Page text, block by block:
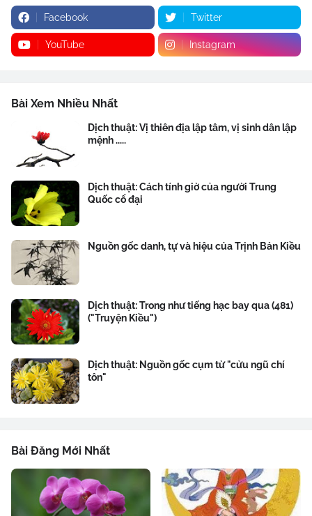
Facebook Twitter
YouTube Instagram
Bài Xem Nhiều Nhất
Dịch thuật: Vị thiên địa lập tâm, vị sinh dân lập
mệnh .....
Dịch thuật: Cách tính giờ của người Trung
Quốc cổ đại
Nguồn gốc danh, tự và hiệu của Trịnh Bản Kiều
Dịch thuật: Trong như tiếng hạc bay qua (481)
("Truyện Kiều")
Dịch thuật: Nguồn gốc cụm từ "cửu ngũ chí
tôn"
Bài Đăng Mới Nhất